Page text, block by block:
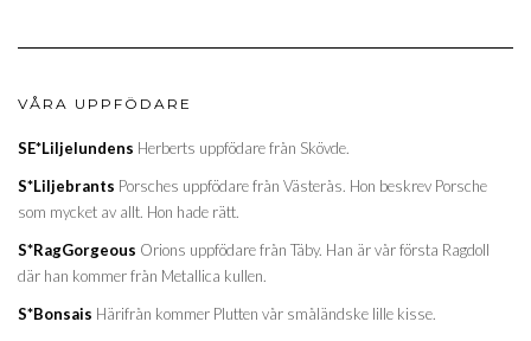
VÅRA UPPFÖDARE
SE*Liljelundens Herberts uppfödare från Skövde.
S*Liljebrants Porsches uppfödare från Västerås. Hon beskrev Porsche
som mycket av allt. Hon hade rätt.
S*RagGorgeous Orions uppfödare från Täby. Han är vår första Ragdoll
där han kommer från Metallica kullen.
S*Bonsais Härifrån kommer Plutten vår småländske lille kisse.